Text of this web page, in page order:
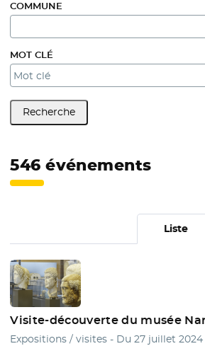
COMMUNE
MOT CLÉ
Recherche
546 événements
Liste
Liste
Visite-découverte du musée
Expositions / visites - Du 27 juillet